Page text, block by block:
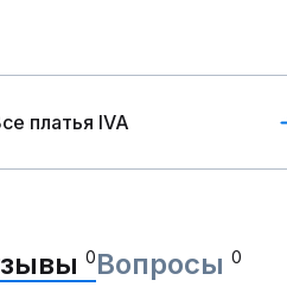
платья IVA
0Вопросы 0